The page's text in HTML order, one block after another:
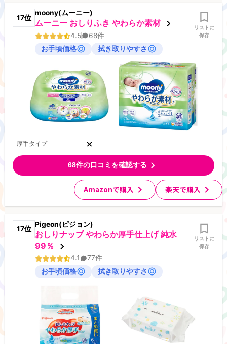
17位
moony(ムーニー)
ムーニー おしりふき やわらか素材
リストに
保存
4.5 68件
お手頃価格
拭き取りやすさ
厚手タイプ
68件の口コミを確認する
Amazonで購入 楽天で購入
17位
Pigeon(ピジョン)
おしりナップ やわらか厚手仕上げ 純水
99％
リストに
保存
4.1 77件
お手頃価格
拭き取りやすさ